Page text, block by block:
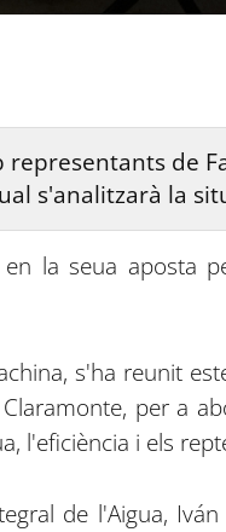
de
s'analitzarà la
la seua aposta
s'ha reunit
per a
l'eficiència i els
de l'Aigua,